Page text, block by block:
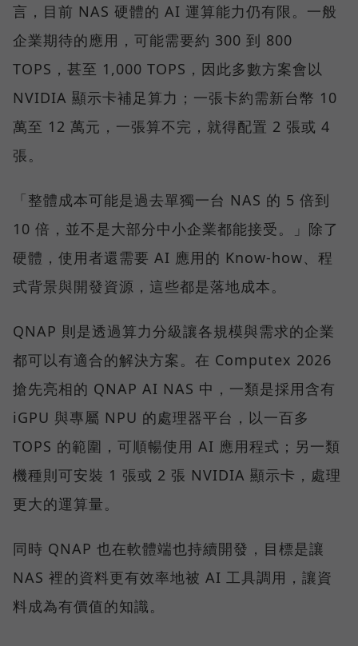
言，目前 NAS 硬體的 AI 運算能力仍有限。一般
企業期待的應用，可能需要約 300 到 800
TOPS，甚至 1,000 TOPS，因此多數方案會以
NVIDIA 顯示卡補足算力；一張卡約需新台幣 10
萬至 12 萬元，一張算不完，就得配置 2 張或 4
張。
「整體成本可能是過去單獨一台 NAS 的 5 倍到
10 倍，並不是大部分中小企業都能接受。」除了
硬體，使用者還需要 AI 應用的 Know-how、程
式背景與開發資源，這些都是落地成本。
QNAP 則是透過算力分級讓各規模與需求的企業
都可以有適合的解決方案。在 Computex 2026
搶先亮相的 QNAP AI NAS 中，一類是採用含有
iGPU 與專屬 NPU 的處理器平台，以一百多
TOPS 的範圍，可順暢使用 AI 應用程式；另一類
機種則可安裝 1 張或 2 張 NVIDIA 顯示卡，處理
更大的運算量。
同時 QNAP 也在軟體端也持續開發，目標是讓
NAS 裡的資料更有效率地被 AI 工具調用，讓資
料成為有價值的知識。